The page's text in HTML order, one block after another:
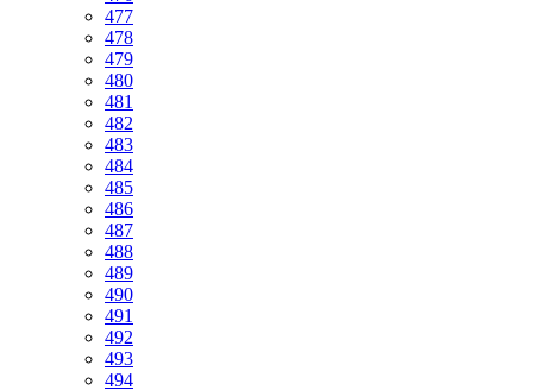
477
478
479
480
481
482
483
484
485
486
487
488
489
490
491
492
493
494